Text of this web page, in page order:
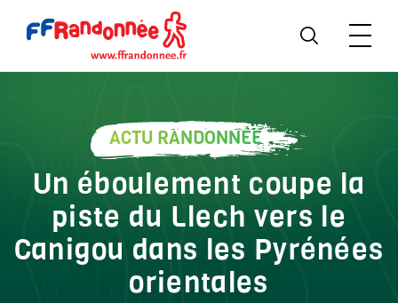
ACTU RANDONNÉE
Un éboulement coupe la
piste du Llech vers le
Canigou dans les Pyrénées
orientales